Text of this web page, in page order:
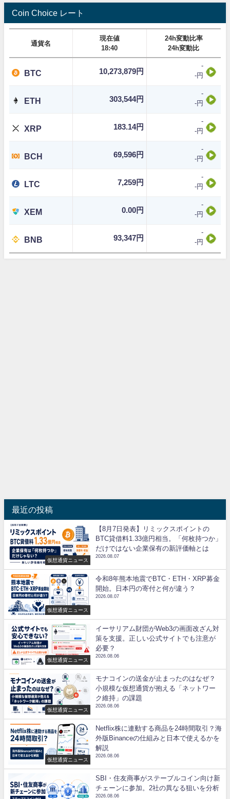
Coin Choice レート
通貨名
現在値
18:40
24h変動比率
24h変動比
BTC 10,273,879円
-
-円
ETH 303,544円
-
-円
XRP 183.14円
-
-円
BCH 69,596円
-
-円
LTC 7,259円
-
-円
XEM 0.00円
-
-円
BNB 93,347円
-
-円
最近の投稿
仮想通貨ニュース
【8月7日発表】リミックスポイントの
BTC貸借料1.33億円相当。「何枚持つか」
だけではない企業保有の新評価軸とは
2026.08.07
仮想通貨ニュース
令和8年熊本地震でBTC・ETH・XRP募金
開始。日本円の寄付と何が違う？
2026.08.07
仮想通貨ニュース
イーサリアム財団がWeb3の画面改ざん対
策を支援。正しい公式サイトでも注意が
必要？
2026.08.06
仮想通貨ニュース
モナコインの送金が止まったのはなぜ？
小規模な仮想通貨が抱える「ネットワー
ク維持」の課題
2026.08.06
仮想通貨ニュース
Netflix株に連動する商品を24時間取引？海
外版Binanceの仕組みと日本で使えるかを
解説
2026.08.06
SBI・住友商事がステーブルコイン向け新
チェーンに参加。2社の異なる狙いを分析
2026.08.06